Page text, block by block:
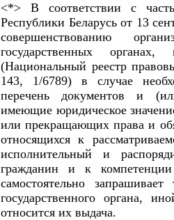
<*> В соответствии с
Республики Беларусь от 13
совершенствованию
государственных органах,
(Национальный реестр
143, 1/6789) в случае
перечень документов и
имеющие юридическое
или прекращающих права и
относящихся к
исполнительный и
гражданин и к компетенции
самостоятельно
государственного органа,
относится их выдача.